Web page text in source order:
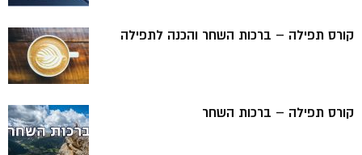
קורס תפילה – ברכות השחר והכנה לתפילה
קורס תפילה – ברכות השחר